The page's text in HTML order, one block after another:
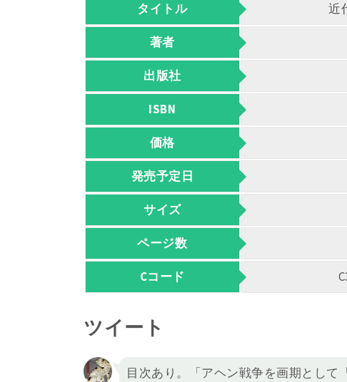
タイトル 近
著者
出版社
ISBN
価格
発売予定日
サイズ
ページ数
Cコード
ツイート
目次あり。「アヘン戦争を画期とし